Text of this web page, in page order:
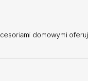
domowymi